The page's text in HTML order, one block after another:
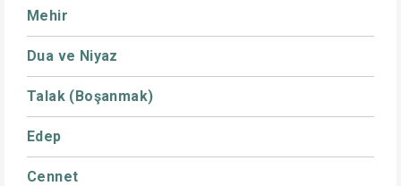
Mehir
Dua ve Niyaz
Talak (Boşanmak)
Edep
Cennet